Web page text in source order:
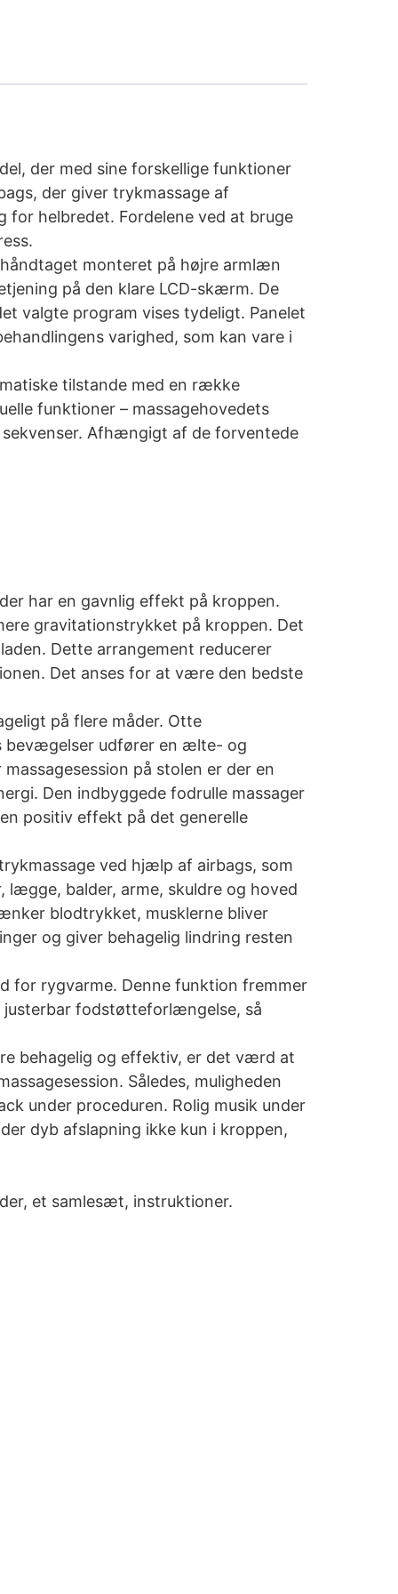
der med sine forskellige funktioner
der giver trykmassage af
helbredet. Fordelene ved at bruge
monteret på højre armlæn
på den klare LCD-skærm. De
valgte program vises tydeligt. Panelet
varighed, som kan vare i
tilstande med en række
funktioner – massagehovedets
sekvenser. Afhængigt af de forventede
har en gavnlig effekt på kroppen.
gravitationstrykket på kroppen. Det
Dette arrangement reducerer
Det anses for at være den bedste
på flere måder. Otte
bevægelser udfører en ælte- og
på stolen er der en
Den indbyggede fodrulle massager
positiv effekt på det generelle
ved hjælp af airbags, som
balder, arme, skuldre og hoved
blodtrykket, musklerne bliver
og giver behagelig lindring resten
for rygvarme. Denne funktion fremmer
justerbar fodstøtteforlængelse, så
behagelig og effektiv, er det værd at
Således, muligheden
under proceduren. Rolig musik under
dyb afslapning ikke kun i kroppen,
et samlesæt, instruktioner.